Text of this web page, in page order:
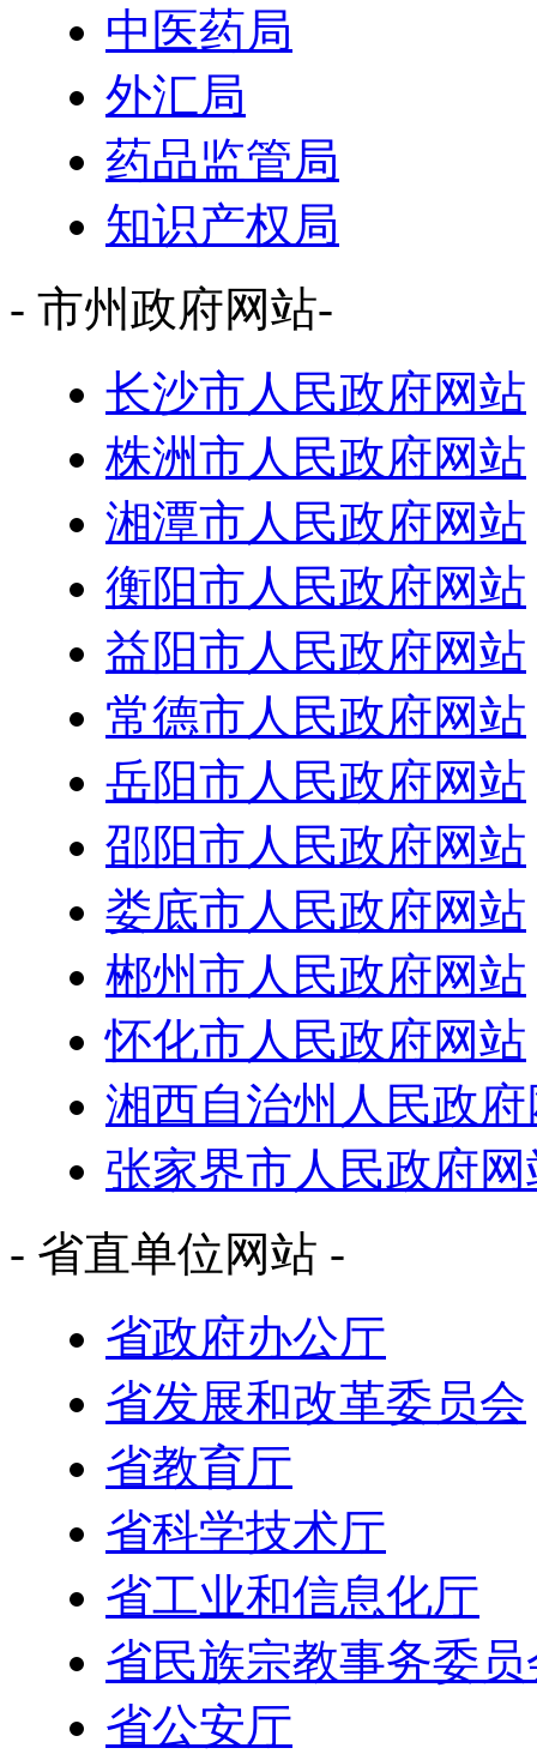
中医药局
外汇局
药品监管局
知识产权局
- 市州政府网站-
长沙市人民政府网站
株洲市人民政府网站
湘潭市人民政府网站
衡阳市人民政府网站
益阳市人民政府网站
常德市人民政府网站
岳阳市人民政府网站
邵阳市人民政府网站
娄底市人民政府网站
郴州市人民政府网站
怀化市人民政府网站
湘西自治州人民政
张家界市人民政府网
- 省直单位网站 -
省政府办公厅
省发展和改革委员会
省教育厅
省科学技术厅
省工业和信息化厅
省民族宗教事务委员
省公安厅